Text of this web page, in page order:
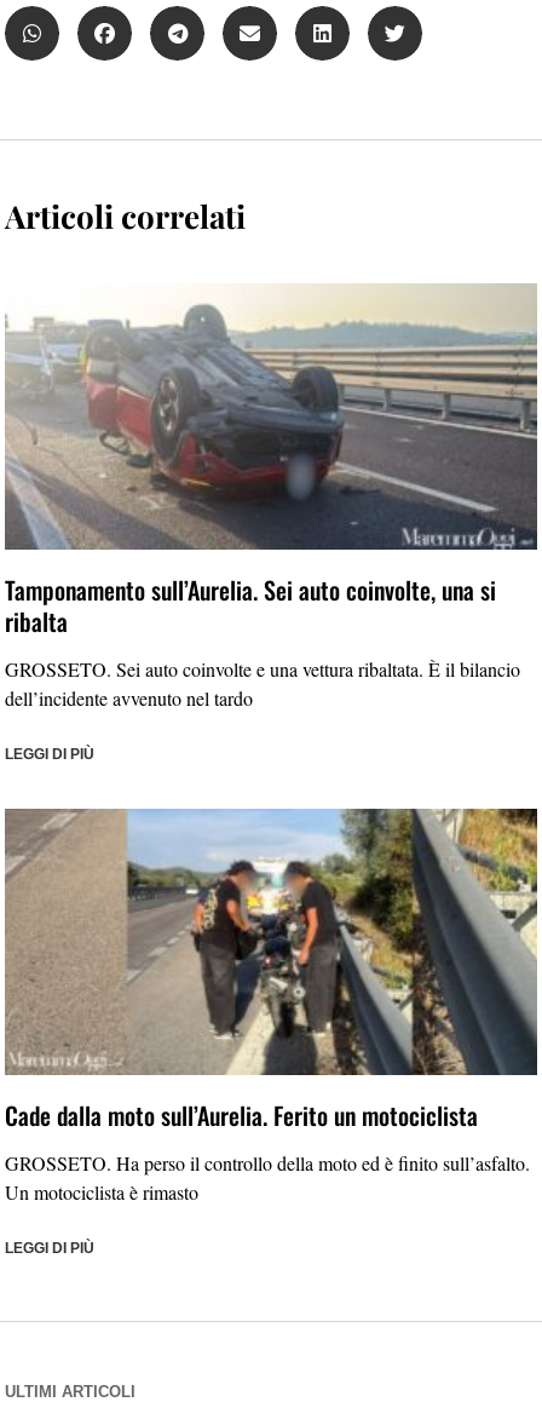
Articoli correlati
Tamponamento sull’Aurelia. Sei auto coinvolte, una si
ribalta
GROSSETO. Sei auto coinvolte e una vettura ribaltata. È il bilancio
dell’incidente avvenuto nel tardo
LEGGI DI PIÙ
Cade dalla moto sull’Aurelia. Ferito un motociclista
GROSSETO. Ha perso il controllo della moto ed è finito sull’asfalto.
Un motociclista è rimasto
LEGGI DI PIÙ
ULTIMI ARTICOLI